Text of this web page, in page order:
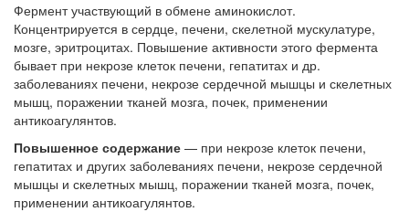
Фермент участвующий в обмене аминокислот.
Концентрируется в сердце, печени, скелетной мускулатуре,
мозге, эритроцитах. Повышение активности этого фермента
бывает при некрозе клеток печени, гепатитах и др.
заболеваниях печени, некрозе сердечной мышцы и скелетных
мышц, поражении тканей мозга, почек, применении
антикоагулянтов.
Повышенное содержание — при некрозе клеток печени,
гепатитах и других заболеваниях печени, некрозе сердечной
мышцы и скелетных мышц, поражении тканей мозга, почек,
применении антикоагулянтов.